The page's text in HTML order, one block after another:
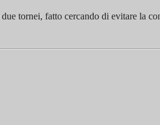
tornei, fatto cercando di evitare la